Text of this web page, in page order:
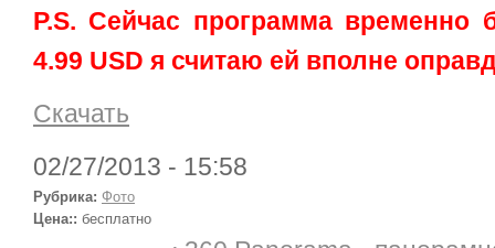
P.S. Сейчас программа временно
4.99 USD я считаю ей вполне
Скачать
02/27/2013 - 15:58
Рубрика: Фото
Цена:: бесплатно